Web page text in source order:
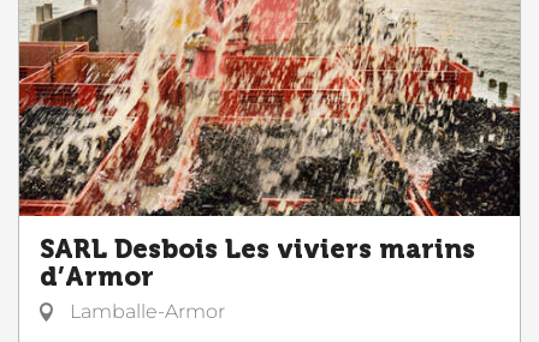
SARL Desbois Les viviers marins
d’Armor
Lamballe-Armor